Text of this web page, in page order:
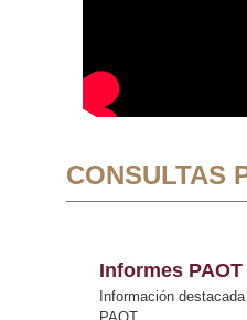
CONSULTAS
Informes PAOT
Información